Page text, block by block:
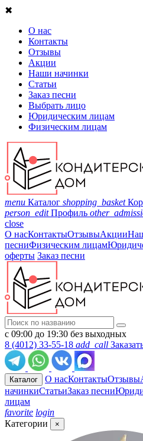
✖
О нас
Контакты
Отзывы
Акции
Наши начинки
Статьи
Заказ песни
Выбрать лицо
Юридическим лицам
Физическим лицам
menu Каталог shopping_basket
person_edit Профиль
close
О насКонтактыОтзывыАкции
песниФизическим лицам
оферты Заказ песни
с 09:00 до 19:30 без выходных
8 (4012) 33-55-18 add_call
Каталог О насКонтактыОтзывы
начинкиСтатьиЗаказ песни
лицам
favorite login
Категории
×